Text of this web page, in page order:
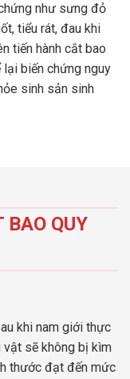
như sưng đỏ
tiểu rát, đau khi
tiến hành cắt bao
lại biến chứng nguy
sinh sản sinh
QUY
khi nam giới thực
vật sẽ không bị kìm
thước đạt đến mức